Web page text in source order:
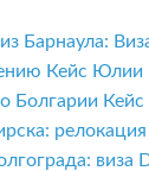
Барнаула:
Кейс Юлии
Болгарии Кейс
виза